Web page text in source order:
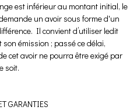
est inférieur au montant initial, le
un avoir sous forme d'un
Il convient d’utiliser ledit
émission ; passé ce délai,
cet avoir ne pourra être exigé par
soit.
GARANTIES